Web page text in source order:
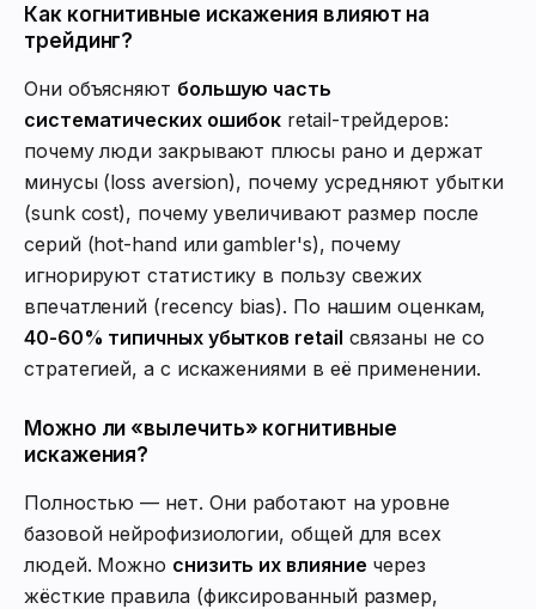
Как когнитивные искажения влияют на
трейдинг?
Они объясняют большую часть
систематических ошибок retail-трейдеров:
почему люди закрывают плюсы рано и держат
минусы (loss aversion), почему усредняют убытки
(sunk cost), почему увеличивают размер после
серий (hot-hand или gambler's), почему
игнорируют статистику в пользу свежих
впечатлений (recency bias). По нашим оценкам,
40-60% типичных убытков retail связаны не со
стратегией, а с искажениями в её применении.
Можно ли «вылечить» когнитивные
искажения?
Полностью — нет. Они работают на уровне
базовой нейрофизиологии, общей для всех
людей. Можно снизить их влияние через
жёсткие правила (фиксированный размер,